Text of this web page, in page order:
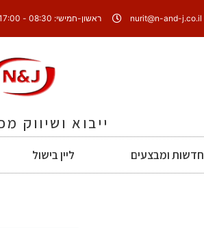
nurit@n-and-j.co.il ראשון-חמישי: 08:30 - 17:00 | שישי וערבי חג: 09:00:-12:00
ייבוא ושיווק
חדשות ומבצעים ליין בישול